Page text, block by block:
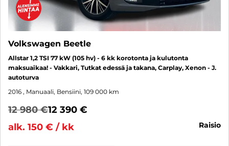
Volkswagen Beetle
Allstar 1,2 TSI 77 kW (105 hv) - 6 kk korotonta ja kulutonta
maksuaikaa! - Vakkari, Tutkat edessä ja takana, Carplay, Xenon - J.
autoturva
2016 , Manuaali, Bensiini, 109 000 km
12 980 €12 390 €
alk. 150 € / kk
raisio